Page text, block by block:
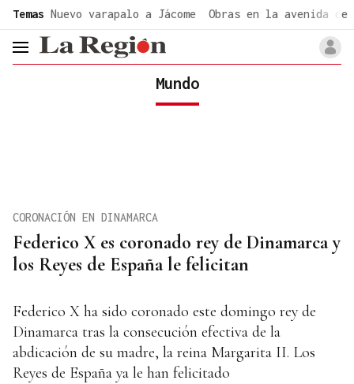
Temas Nuevo varapalo a Jácome Obras en la avenida de
header.menu.open
Mundo
Federico X es coronado rey de Dinamarca y
los Reyes de España le felicitan
CORONACIÓN EN DINAMARCA
Federico X ha sido coronado este domingo rey de
Dinamarca tras la consecución efectiva de la
abdicación de su madre, la reina Margarita II. Los
Reyes de España ya le han felicitado